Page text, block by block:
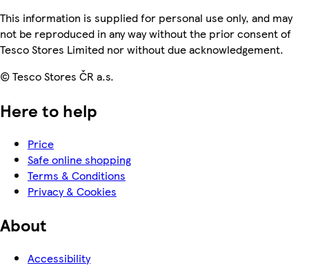
This information is supplied for personal use only, and may
not be reproduced in any way without the prior consent of
Tesco Stores Limited nor without due acknowledgement.
© Tesco Stores ČR a.s.
Here to help
Price
Safe online shopping
Terms & Conditions
Privacy & Cookies
About
Accessibility